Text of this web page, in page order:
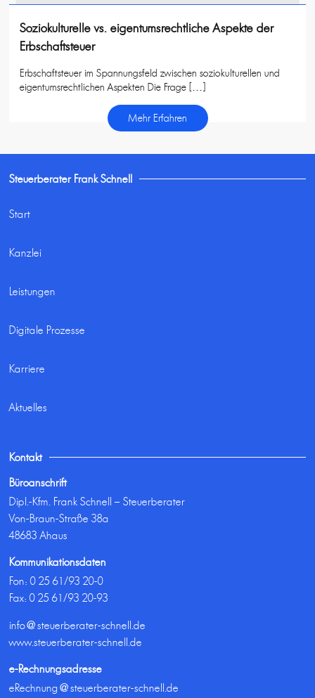
Soziokulturelle vs. eigentumsrechtliche Aspekte der
Erbschaftsteuer
Erbschaftsteuer im Spannungsfeld zwischen soziokulturellen und
eigentumsrechtlichen Aspekten Die Frage […]
Mehr Erfahren
Steuerberater Frank Schnell
Start
Kanzlei
Leistungen
Digitale Prozesse
Karriere
Aktuelles
Kontakt
Büroanschrift
Dipl.-Kfm. Frank Schnell – Steuerberater
Von-Braun-Straße 38a
48683 Ahaus
Kommunikationsdaten
Fon:0 25 61/93 20-0
Fax: 0 25 61/93 20-93
info@steuerberater-schnell.de
www.steuerberater-schnell.de
e-Rechnungsadresse
eRechnung@steuerberater-schnell.de